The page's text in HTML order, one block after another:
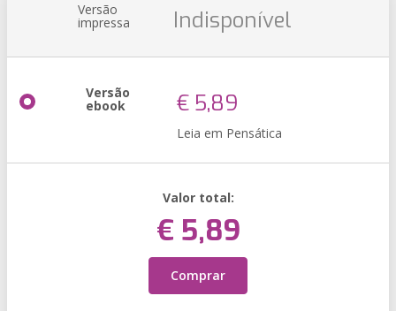
Versão
impressa Indisponível
Versão
ebook € 5,89
Leia em Pensática
Valor total:
€ 5,89
Comprar